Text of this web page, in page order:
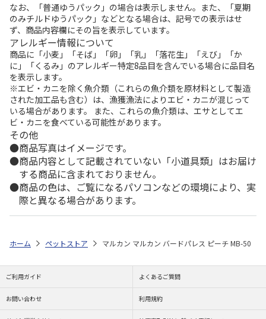
なお、「普通ゆうパック」の場合は表示しません。また、「夏期
のみチルドゆうパック」などとなる場合は、記号での表示はせ
ず、商品内容欄にその旨を表示しています。
アレルギー情報について
商品に「小麦」「そば」「卵」「乳」「落花生」「えび」「か
に」「くるみ」のアレルギー特定8品目を含んでいる場合に品目名
を表示します。
※エビ・カニを除く魚介類（これらの魚介類を原材料として製造
された加工品も含む）は、漁獲漁法によりエビ・カニが混じって
いる場合があります。 また、これらの魚介類は、エサとしてエ
ビ・カニを食べている可能性があります。
その他
商品写真はイメージです。
商品内容として記載されていない「小道具類」はお届け
する商品に含まれておりません。
商品の色は、ご覧になるパソコンなどの環境により、実
際と異なる場合があります。
ホーム ペットストア マルカン マルカン バードパレス ピーチ MB-50
ご利用ガイド よくあるご質問
お問い合わせ 利用規約